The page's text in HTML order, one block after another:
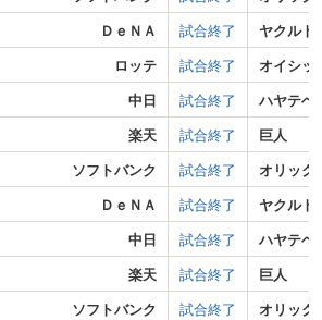
ＤｅＮＡ 試合終了
ヤクルト
ロッテ 試合終了
オイシッ
中日 試合終了
ハヤテベ
楽天 試合終了
巨人
ソフトバンク 試合終了 オリック
ＤｅＮＡ 試合終了
ヤクルト
中日 試合終了
ハヤテベ
楽天 試合終了
巨人
ソフトバンク 試合終了
オリック